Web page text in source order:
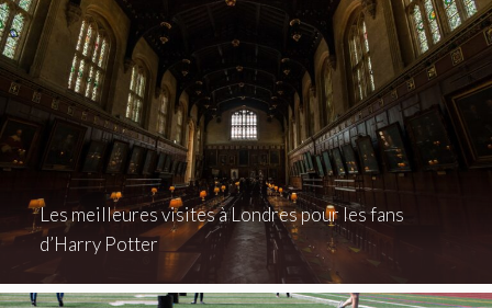
Les meilleures visites à Londres pour les fans
d’Harry Potter